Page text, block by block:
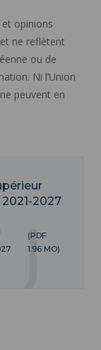
et opinions
ne reflètent
ou de
Ni l’Union
peuvent en
2027
(PDF
1.96 MO)